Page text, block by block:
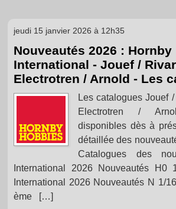
jeudi 15 janvier 2026 à 12h35
Nouveautés 2026 : Hornby
International - Jouef /
Electrotren / Arnold - Les
Les catalogues Jouef
Electrotren /
disponibles dès à
détaillée des
Catalogues des
International 2026 Nouveautés H0
International 2026 Nouveautés N 1/
ème […]